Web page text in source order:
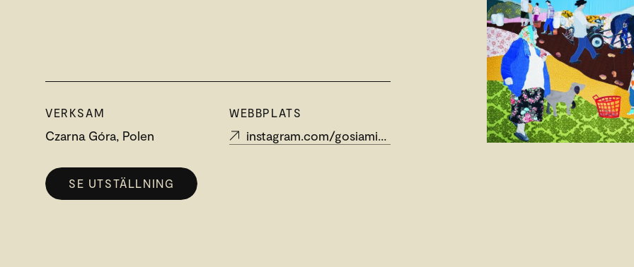
VERKSAM
Czarna Góra, Polen
WEBBPLATS
instagram.com/gosiamirga/
SE UTSTÄLLNING